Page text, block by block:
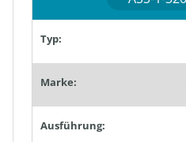
Typ:
Marke:
Ausführung: